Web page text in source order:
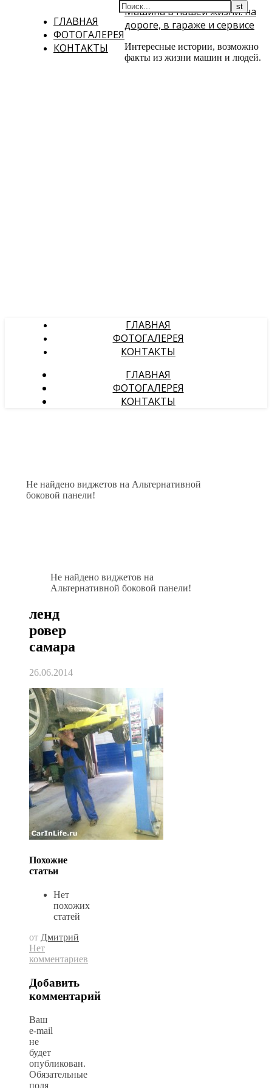
ГЛАВНАЯ
ФОТОГАЛЕРЕЯ
КОНТАКТЫ
Машина в нашей жизни: на
дороге, в гараже и сервисе
Интересные истории, возможно
факты из жизни машин и людей.
ГЛАВНАЯ
ФОТОГАЛЕРЕЯ
КОНТАКТЫ
ГЛАВНАЯ
ФОТОГАЛЕРЕЯ
КОНТАКТЫ
Не найдено виджетов на Альтернативной
боковой панели!
Не найдено виджетов на
Альтернативной боковой панели!
ленд
ровер
самара
26.06.2014
Похожие
статьи
Нет
похожих
статей
от Дмитрий
Нет
комментариев
Добавить
комментарий
Ваш
e-mail
не
будет
опубликован.
Обязательные
поля